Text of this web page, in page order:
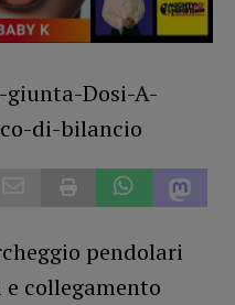
pendolari
collegamento